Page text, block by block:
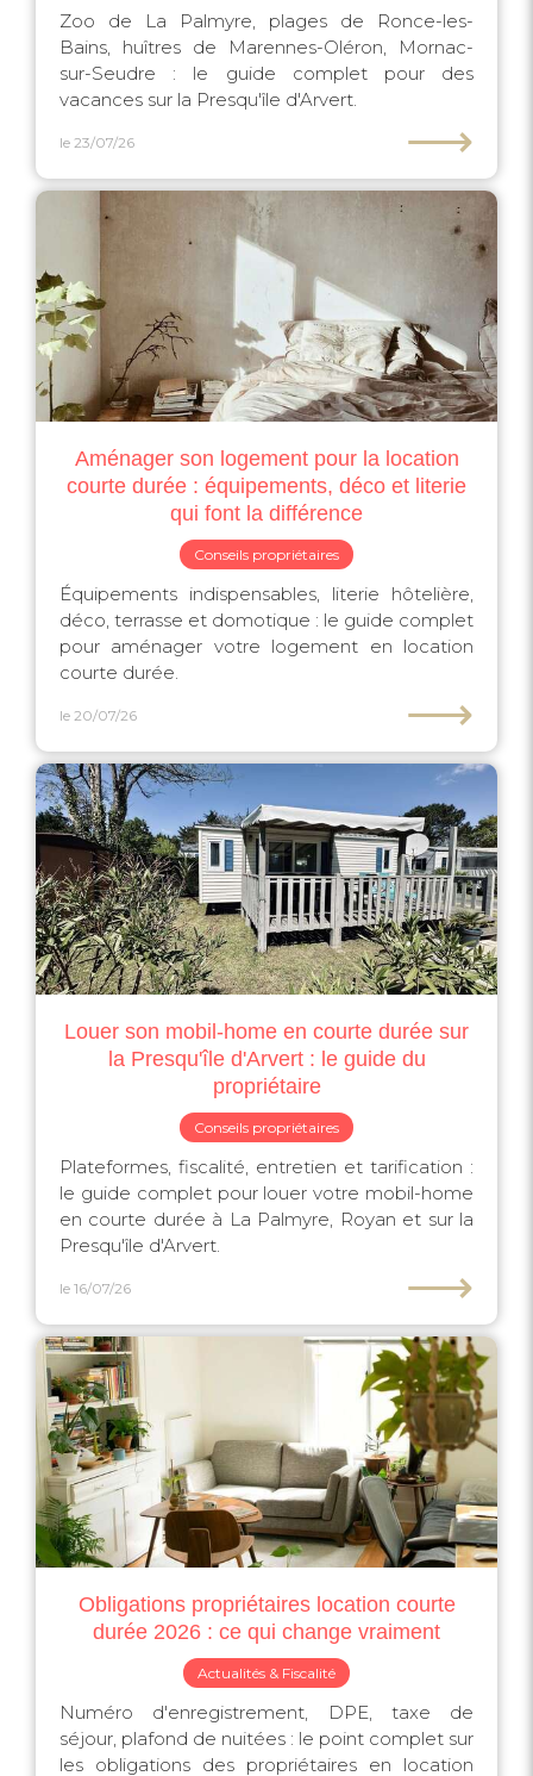
Zoo de La Palmyre, plages de Ronce-les-
Bains, huîtres de Marennes-Oléron, Mornac-
sur-Seudre : le guide complet pour des
vacances sur la Presqu'île d'Arvert.
le 23/07/26 ⟶
Aménager son logement pour la location
courte durée : équipements, déco et literie
qui font la différence
Conseils propriétaires
Équipements indispensables, literie hôtelière,
déco, terrasse et domotique : le guide complet
pour aménager votre logement en location
courte durée.
le 20/07/26 ⟶
Louer son mobil-home en courte durée sur
la Presqu'île d'Arvert : le guide du
propriétaire
Conseils propriétaires
Plateformes, fiscalité, entretien et tarification :
le guide complet pour louer votre mobil-home
en courte durée à La Palmyre, Royan et sur la
Presqu'île d'Arvert.
le 16/07/26 ⟶
Obligations propriétaires location courte
durée 2026 : ce qui change vraiment
Actualités & Fiscalité
Numéro d'enregistrement, DPE, taxe de
séjour, plafond de nuitées : le point complet sur
les obligations des propriétaires en location